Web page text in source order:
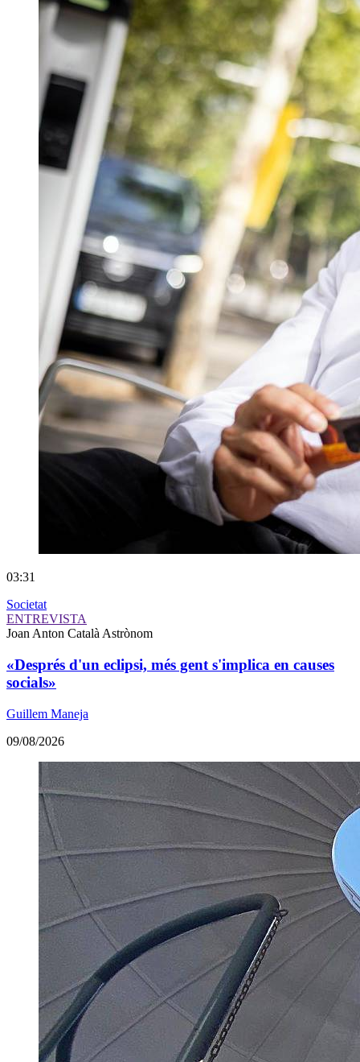
03:31
Societat
ENTREVISTA
Joan Anton Català Astrònom
«Després d'un eclipsi, més gent s'implica en causes
socials»
Guillem Maneja
09/08/2026